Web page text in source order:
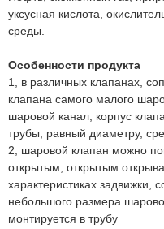
уксусная кислота,
среды.
Особенности продукта
1, в различных клапанах,
клапана самого малого
шаровой канал, корпус
трубы, равный диаметру,
2, шаровой клапан можно
открытым, открытым
характеристиках задвижки,
небольшого размера
монтируется в трубу